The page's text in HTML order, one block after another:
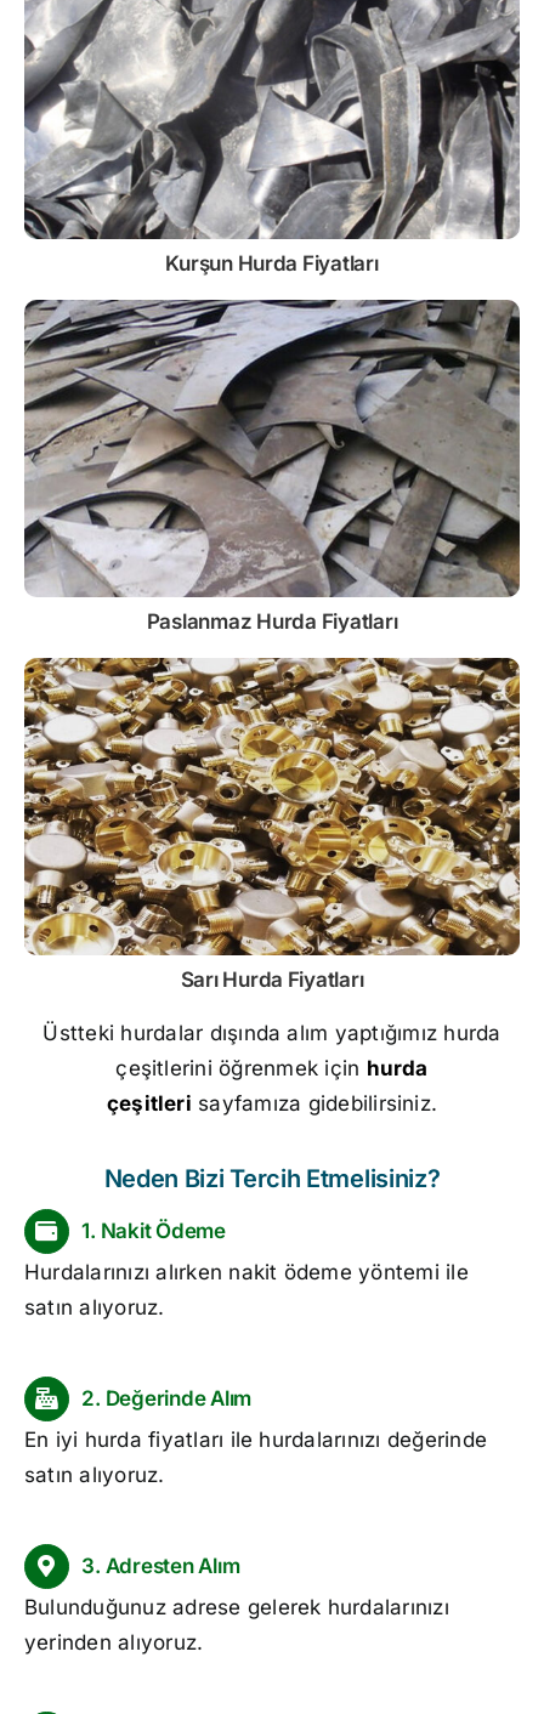
Kurşun Hurda Fiyatları
Paslanmaz Hurda Fiyatları
Sarı Hurda Fiyatları
Üstteki hurdalar dışında alım yaptığımız hurda
çeşitlerini öğrenmek için hurda
çeşitleri sayfamıza gidebilirsiniz.
Neden Bizi Tercih Etmelisiniz?
1. Nakit Ödeme
Hurdalarınızı alırken nakit ödeme yöntemi ile
satın alıyoruz.
2. Değerinde Alım
En iyi hurda fiyatları ile hurdalarınızı değerinde
satın alıyoruz.
3. Adresten Alım
Bulunduğunuz adrese gelerek hurdalarınızı
yerinden alıyoruz.